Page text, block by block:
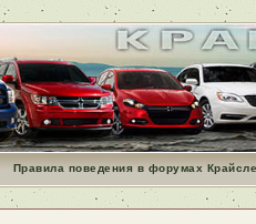
Правила поведения в форумах